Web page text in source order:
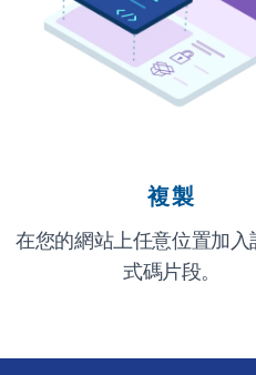
複製
在您的網站上任意位置加入
式碼片段。